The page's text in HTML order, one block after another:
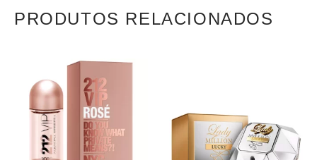
PRODUTOS RELACIONADOS